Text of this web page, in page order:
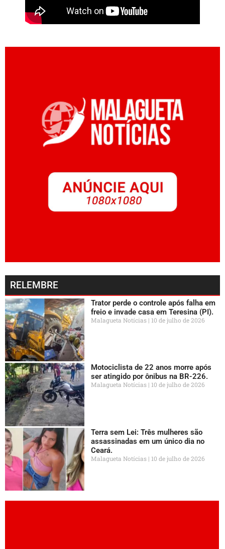
RELEMBRE
Trator perde o controle após falha em
freio e invade casa em Teresina (PI).
Malagueta Notícias 10 de julho de 2026
Motociclista de 22 anos morre após
ser atingido por ônibus na BR-226.
Malagueta Notícias 10 de julho de 2026
Terra sem Lei: Três mulheres são
assassinadas em um único dia no
Ceará.
Malagueta Notícias 10 de julho de 2026